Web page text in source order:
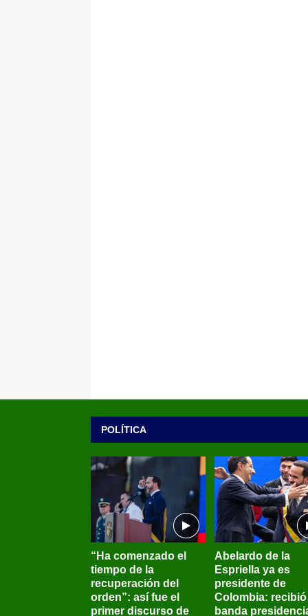
POLÍTICA
“Ha comenzado el
tiempo de la
recuperación del
orden”: así fue el
primer discurso de
Abelardo de la
Espriella ya es
presidente de
Colombia: recibió
banda